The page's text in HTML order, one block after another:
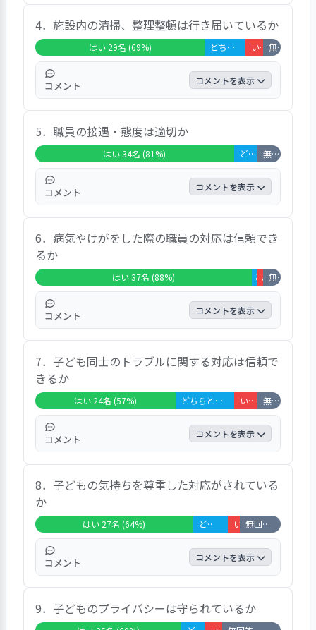
中学生以上は２２名であり、２０名が将来に
ついての支援が個別の要望や事情に応じて行
われていると回答している。「いいえ」の回
答はみられなかった。受験に向けて至れり尽
くせりでした、進学に関する情報を提供して
くれて選択肢が広がりました、悩みや相談に
対して職員の経験を踏まえて具体的に教えて
くれます、などのコメントがあがっている。
4．施設内の清掃、整理整頓は行き届いているか
はい 29名 (69%) どちらともいえない 7名 (17%) いいえ 3名 (7%) 無回答・非該当 3名 (7%)
コメント コメントを表示
施設内の整理整頓については、２９名が行き
届いていると回答している。気持ちよく過ご
せています、職員がいつもきれいにしていま
す、子どもたちの荷物が散乱していることが
ある、などがあがっている。
5．職員の接遇・態度は適切か
はい 34名 (81%) どちらともいえない 4名 (10%) 無回答・非該当 4名 (10%)
コメント コメントを表示
職員の接遇については、３４名が適切である
と回答している。「いいえ」の回答はみられ
なかった。気になる人はいません、少しおし
ゃれずぎる人がいます、優しいです、職員に
よります、などのコメントがあがっている。
6．病気やけがをした際の職員の対応は信頼でき
るか
はい 37名 (88%) どちらともい
いいえ 1名
無回答・非該当 3名 (7%)
コメント コメントを表示
緊急時の対応については、３７名が信頼でき
ると回答している。「すぐに病院へ連れて行
ってくれます」との回答が複数あった。職員
が病院に同行してくれるので安心です、発熱
した時に御粥を作ってくれました、などのコ
メントがあがっている。
7．子ども同士のトラブルに関する対応は信頼で
きるか
はい 24名 (57%) どちらともいえない 10名 (24%) いいえ 4名 (10%) 無回答・非該当 4名 (10%)
コメント コメントを表示
子ども同士のトラブルへの対応については、
２４名が信頼できると回答している。ケンカ
になるとすぐに止めてくれて二人の話を聞い
てくれます、小学生のケンカが多いがケンカ
になる前に職員が未然に防いでいる、自分た
ちで解決する場合もある、などのコメントが
あがっている。
8．子どもの気持ちを尊重した対応がされている
か
はい 27名 (64%) どちらともいえない 6名 (14%) いいえ 2名 (5%) 無回答・非該当 7名 (17%)
コメント コメントを表示
２７名が子ども個人の気持ちが尊重されてい
ると回答している。意見を尊重してくれる、
褒めてくれます、いつも（大切にしてくれて
9．子どものプライバシーは守られているか